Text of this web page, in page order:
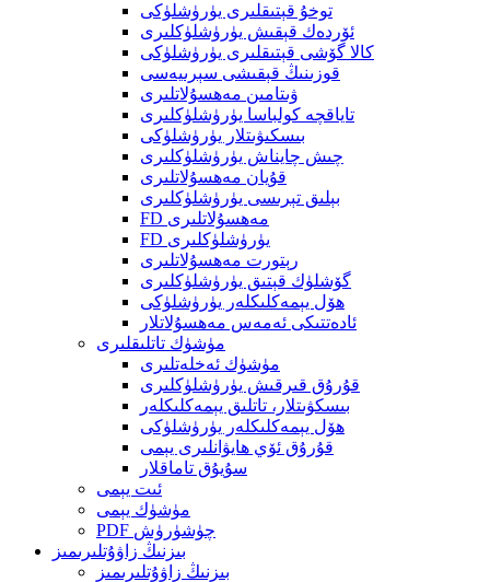
توخۇ قېتىقلىرى يۈرۈشلۈكى
ئۆردەك قېقىش يۈرۈشلۈكلىرى
كالا گۆشى قېتىقلىرى يۈرۈشلۈكى
قوزىنىڭ قېقىشى سېرىيەسى
ۋىتامىن مەھسۇلاتلىرى
تاياقچە كولباسا يۈرۈشلۈكلىرى
بىسكىۋىتلار يۈرۈشلۈكى
چىش چايناش يۈرۈشلۈكلىرى
قۇيان مەھسۇلاتلىرى
بېلىق تېرىسى يۈرۈشلۈكلىرى
FD مەھسۇلاتلىرى
FD يۈرۈشلۈكلىرى
رېتورت مەھسۇلاتلىرى
گۆشلۈك قېتىق يۈرۈشلۈكلىرى
ھۆل يېمەكلىكلەر يۈرۈشلۈكى
ئادەتتىكى ئەمەس مەھسۇلاتلار
مۈشۈك تاتلىقلىرى
مۈشۈك ئەخلەتلىرى
قۇرۇق قىرقىش يۈرۈشلۈكلىرى
بىسكۋىتلار، تاتلىق يېمەكلىكلەر
ھۆل يېمەكلىكلەر يۈرۈشلۈكى
قۇرۇق ئۆي ھايۋانلىرى يېمى
سۇيۇق تاماقلار
ئىت يېمى
مۈشۈك يېمى
PDF چۈشۈرۈش
بىزنىڭ زاۋۇتلىرىمىز
بىزنىڭ زاۋۇتلىرىمىز